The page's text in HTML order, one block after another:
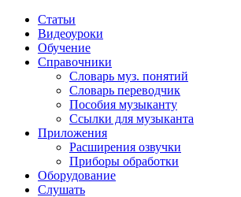
Статьи
Видеоуроки
Обучение
Справочники
Словарь муз. понятий
Словарь переводчик
Пособия музыканту
Ссылки для музыканта
Приложения
Расширения озвучки
Приборы обработки
Оборудование
Слушать